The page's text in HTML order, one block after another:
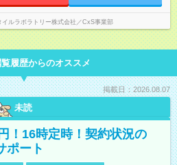
イルラボラトリー株式会社／CxS事業部
履歴からのオススメ
掲載日：2026.08.07
未読
！16時定時！契約状況の
ポート